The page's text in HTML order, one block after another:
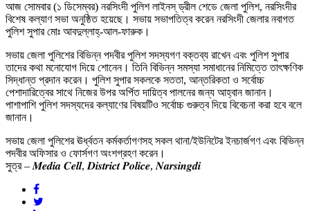
আজ সোমবার (১ ডিসেম্বর) নরসিংদী পুলিশ লাইনস্ ড্রীল শেডে জেলা পুলিশ, নরসিংদীর
বিশেষ কল্যাণ সভা অনুষ্ঠিত হয়েছে। সভায় সভাপতিত্ব করেন নরসিংদী জেলার নবাগত
পুলিশ সুপার মোঃ আবদুল্লাহ্-আল-ফারুক।
সভায় জেলা পুলিশের বিভিন্ন পদবীর পুলিশ সদস্যগণ বক্তব্য রাখেন এবং পুলিশ সুপার
তাদের কথা মনোযোগ দিয়ে শোনেন। তিনি বিভিন্ন সমস্যা সমাধানের নিমিত্তে তাৎক্ষণিক
সিদ্ধান্ত প্রদান করেন। পুলিশ সুপার সকলকে সততা, আন্তরিকতা ও সর্বোচ্চ
পেশাদারিত্বের সাথে নিজের উপর অর্পিত দায়িত্ব পালনের জন্য আহ্বান জানান।
পাশাপাশি পুলিশ সদস্যদের কল্যাণের বিষয়টিও সর্বোচ্চ গুরুত্ব দিয়ে বিবেচনা করা হবে বলে
জানান।
সভায় জেলা পুলিশের ঊর্ধ্বতন কর্মকর্তাগণসহ সকল থানা/ইউনিটের ইনচার্জগণ এবং বিভিন্ন
পদবীর অফিসার ও ফোর্সগণ অংশগ্রহণ করেন।
সুত্র – 𝑴𝒆𝒅𝒊𝒂 𝑪𝒆𝒍𝒍, 𝑫𝒊𝒔𝒕𝒓𝒊𝒄𝒕 𝑷𝒐𝒍𝒊𝒄𝒆, 𝑵𝒂𝒓𝒔𝒊𝒏𝒈𝒅𝒊